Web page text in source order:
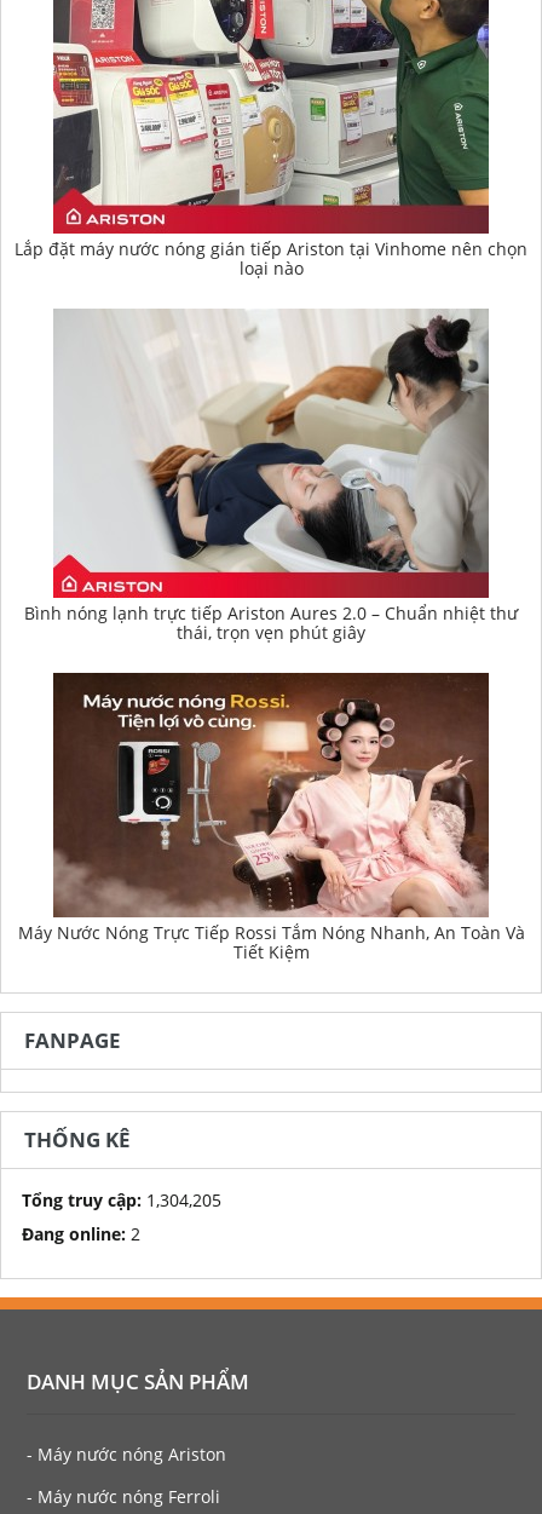
Lắp đặt máy nước nóng gián tiếp Ariston tại Vinhome nên chọn
loại nào
Bình nóng lạnh trực tiếp Ariston Aures 2.0 – Chuẩn nhiệt thư
thái, trọn vẹn phút giây
Máy Nước Nóng Trực Tiếp Rossi Tắm Nóng Nhanh, An Toàn Và
Tiết Kiệm
FANPAGE
THỐNG KÊ
Tổng truy cập: 1,304,205
Đang online: 2
DANH MỤC SẢN PHẨM
- Máy nước nóng Ariston
- Máy nước nóng Ferroli